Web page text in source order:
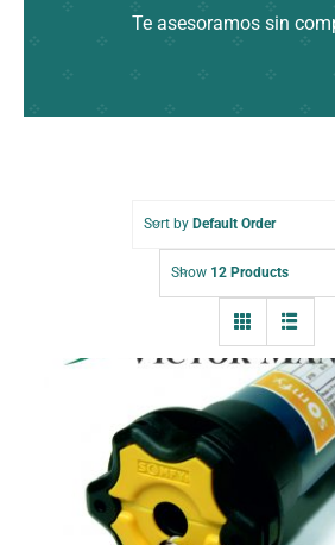
Te asesoramos sin
Sort by Default Order
Show 12 Products
Motor Sunea 30/17 IO
«PRECIO SOLO